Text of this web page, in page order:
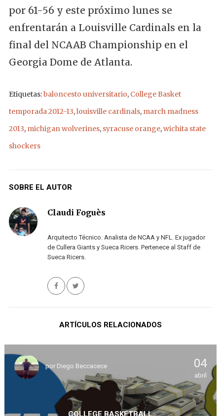
por 61-56 y este próximo lunes se
enfrentarán a Louisville Cardinals en la
final del NCAAB Championship en el
Georgia Dome de Atlanta.
Etiquetas:baloncesto universitario, College Basket
temporada 2012-13,louisville cardinals, march madness
2013, michigan wolverines, syracuse orange,wichita state
shockers
SOBRE EL AUTOR
Claudi Foguès
Arquitecto Técnico. Analista de NCAA y NFL. Ex jugador
de Cullera Giants y Sueca Ricers. Pertenece al Staff de
Sueca Ricers.
ARTÍCULOS RELACIONADOS
por Diego Beccacece 04
abril
COLLEGE BASKETBALL